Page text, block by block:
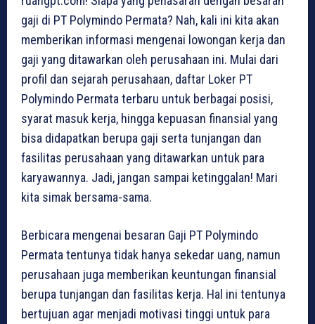
gaji di PT Polymindo Permata? Nah, kali ini kita akan
memberikan informasi mengenai lowongan kerja dan
gaji yang ditawarkan oleh perusahaan ini. Mulai dari
profil dan sejarah perusahaan, daftar Loker PT
Polymindo Permata terbaru untuk berbagai posisi,
syarat masuk kerja, hingga kepuasan finansial yang
bisa didapatkan berupa gaji serta tunjangan dan
fasilitas perusahaan yang ditawarkan untuk para
karyawannya. Jadi, jangan sampai ketinggalan! Mari
kita simak bersama-sama.
Berbicara mengenai besaran Gaji PT Polymindo
Permata tentunya tidak hanya sekedar uang, namun
perusahaan juga memberikan keuntungan finansial
berupa tunjangan dan fasilitas kerja. Hal ini tentunya
bertujuan agar menjadi motivasi tinggi untuk para